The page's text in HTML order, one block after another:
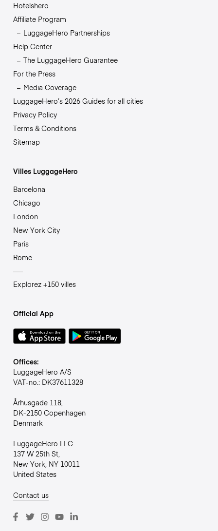
Hotelshero
Affiliate Program
LuggageHero Partnerships
Help Center
The LuggageHero Guarantee
For the Press
Media Coverage
LuggageHero’s 2026 Guides for all cities
Privacy Policy
Terms & Conditions
Sitemap
Villes LuggageHero
Barcelona
Chicago
London
New York City
Paris
Rome
Explorez +150 villes
Official App
Offices:
LuggageHero A/S
VAT-no.: DK37611328
Århusgade 118,
DK-2150 Copenhagen
Denmark
LuggageHero LLC
137 W 25th St,
New York, NY 10011
United States
Contact us